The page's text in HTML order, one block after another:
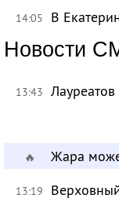
14:05 В
Новости
13:43
🔥 Жара
13:19